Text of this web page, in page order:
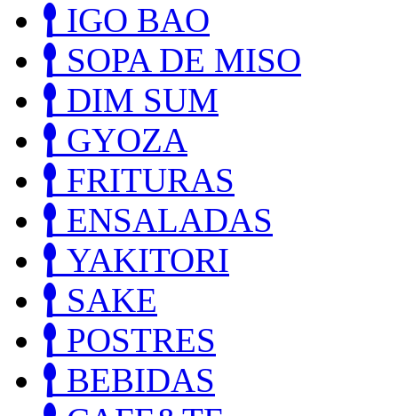
IGO BAO
SOPA DE MISO
DIM SUM
GYOZA
FRITURAS
ENSALADAS
YAKITORI
SAKE
POSTRES
BEBIDAS